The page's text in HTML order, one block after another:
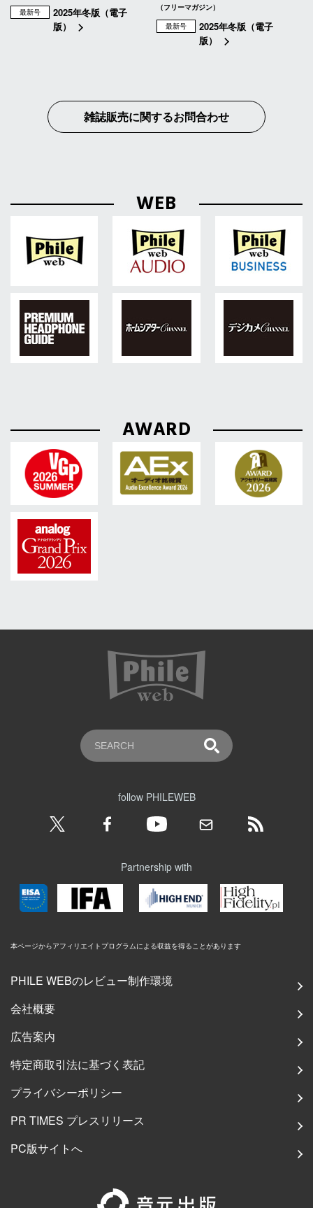
最新号
2025年冬版（電子
版）
（フリーマガジン）
最新号
2025年冬版（電子
版）
雑誌販売に関するお問合わせ
WEB
AWARD
follow PHILEWEB
Partnership with
本ページからアフィリエイトプログラムによる収益を得ることがあります
PHILE WEBのレビュー制作環境
会社概要
広告案内
特定商取引法に基づく表記
プライバシーポリシー
PR TIMES プレスリリース
PC版サイトへ